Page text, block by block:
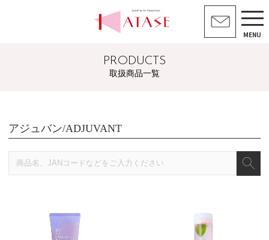
MENU
PRODUCTS
取扱商品一覧
アジュバン/ADJUVANT